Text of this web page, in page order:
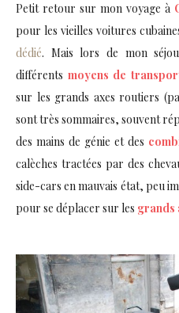
Petit retour sur mon voyage à
pour les vieilles voitures
dédié. Mais lors de mon
différents moyens de
sur les grands axes routiers
sont très sommaires, souvent
des mains de génie et des
calèches tractées par des
side-cars en mauvais état, peu
pour se déplacer sur les grands